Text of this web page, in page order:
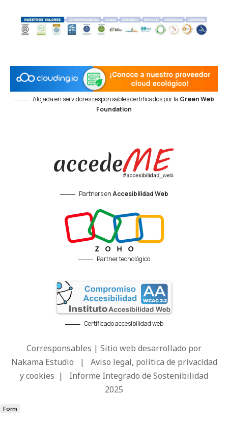
Alojada en servidores responsables certificados por la Green Web
Foundation
Partners enAccesibilidad Web
Partner tecnológico
Certificado accesibilidad web
Corresponsables | Sitio web desarrollado por
Nakama Estudio | Aviso legal, política de privacidad
y cookies | Informe Integrado de Sostenibilidad
2025
Form